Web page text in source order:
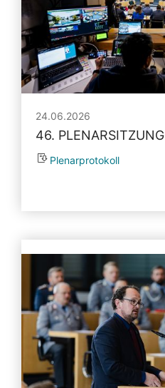
24.06.2026
46. PLENARSITZUNG
Plenarprotokoll